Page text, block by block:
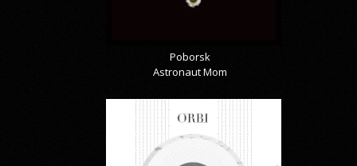
Poborsk
Astronaut Mom